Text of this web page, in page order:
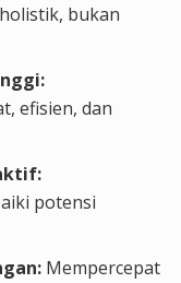
bukan
efisien, dan
potensi
Mempercepat